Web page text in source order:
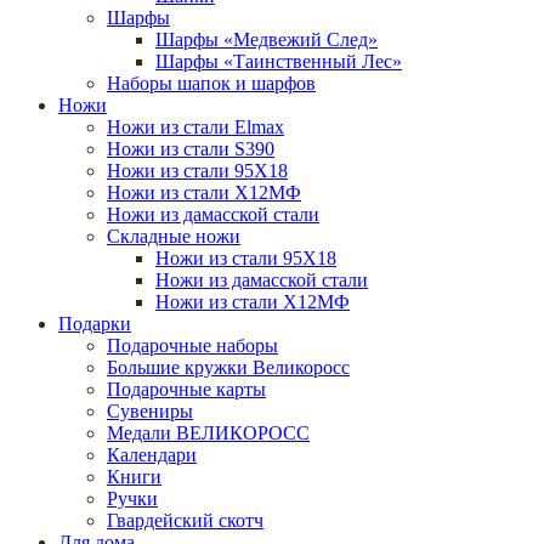
Шарфы
Шарфы «Медвежий След»
Шарфы «Таинственный Лес»
Наборы шапок и шарфов
Ножи
Ножи из стали Elmax
Ножи из стали S390
Ножи из стали 95X18
Ножи из стали Х12МФ
Ножи из дамасской стали
Складные ножи
Ножи из стали 95X18
Ножи из дамасской стали
Ножи из стали Х12МФ
Подарки
Подарочные наборы
Большие кружки Великоросс
Подарочные карты
Сувениры
Медали ВЕЛИКОРОСС
Календари
Книги
Ручки
Гвардейский скотч